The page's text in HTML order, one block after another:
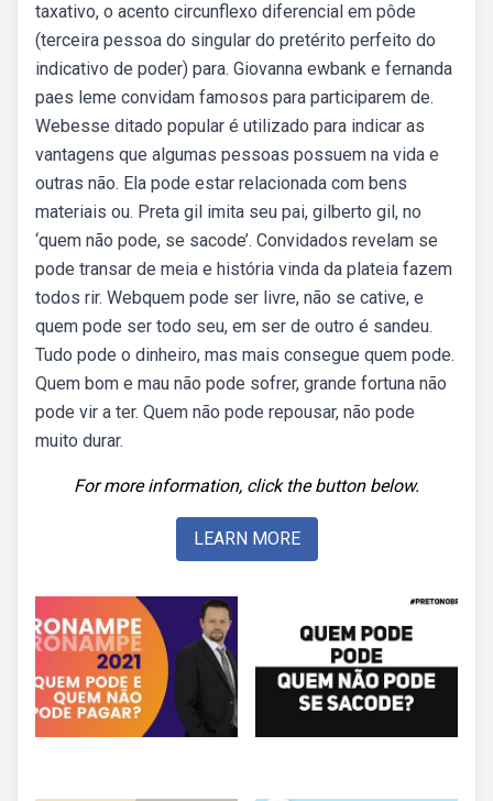
taxativo, o acento circunflexo diferencial em pôde
(terceira pessoa do singular do pretérito perfeito do
indicativo de poder) para. Giovanna ewbank e fernanda
paes leme convidam famosos para participarem de.
Webesse ditado popular é utilizado para indicar as
vantagens que algumas pessoas possuem na vida e
outras não. Ela pode estar relacionada com bens
materiais ou. Preta gil imita seu pai, gilberto gil, no
‘quem não pode, se sacode’. Convidados revelam se
pode transar de meia e história vinda da plateia fazem
todos rir. Webquem pode ser livre, não se cative, e
quem pode ser todo seu, em ser de outro é sandeu.
Tudo pode o dinheiro, mas mais consegue quem pode.
Quem bom e mau não pode sofrer, grande fortuna não
pode vir a ter. Quem não pode repousar, não pode
muito durar.
For more information, click the button below.
LEARN MORE